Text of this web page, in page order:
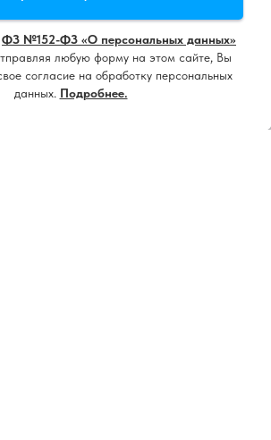
ФЗ №152-ФЗ «О персональных данных»
любую форму на этом сайте, Вы
согласие на обработку персональных
данных. Подробнее.
Принять все
Настроить
Напишите нам, мы онлайн!